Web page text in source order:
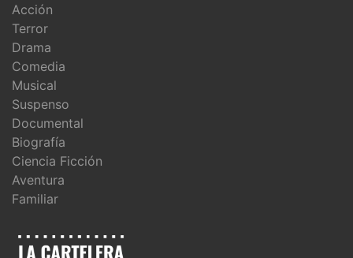
Acción
Terror
Drama
Comedia
Musical
Suspenso
Documental
Biografía
Ciencia Ficción
Aventura
Familiar